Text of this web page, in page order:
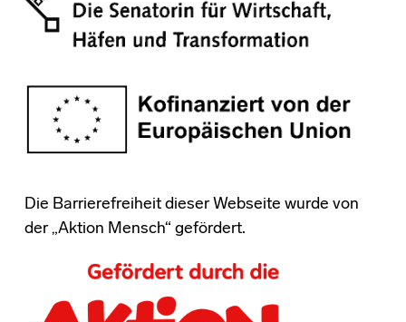
Die Barrierefreiheit dieser Webseite wurde von
der „Aktion Mensch“ gefördert.